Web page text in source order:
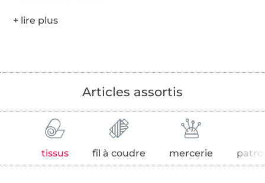
Articles assortis
tissus fil à coudre mercerie